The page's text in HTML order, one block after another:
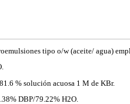
tipo o/w (aceite/ agua)
% solución acuosa 1 M de KBr.
DBP/79.22% H2O.